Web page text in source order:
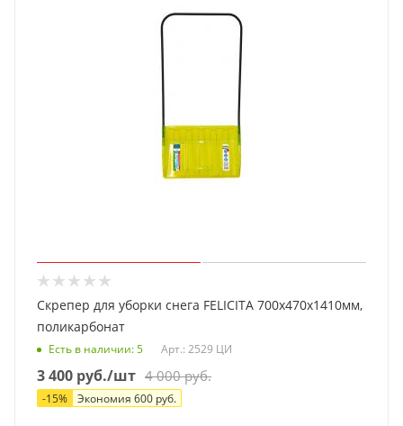
Скрепер для уборки снега FELICITA 700х470х1410мм,
поликарбонат
Есть в наличии: 5 Арт.: 2529 ЦИ
3 400 руб./шт 4 000руб.
-15% Экономия 600 руб.